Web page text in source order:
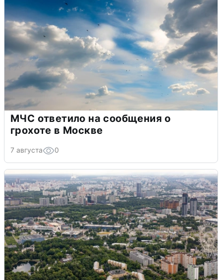
МЧС ответило на сообщения о
грохоте в Москве
7 августа 0